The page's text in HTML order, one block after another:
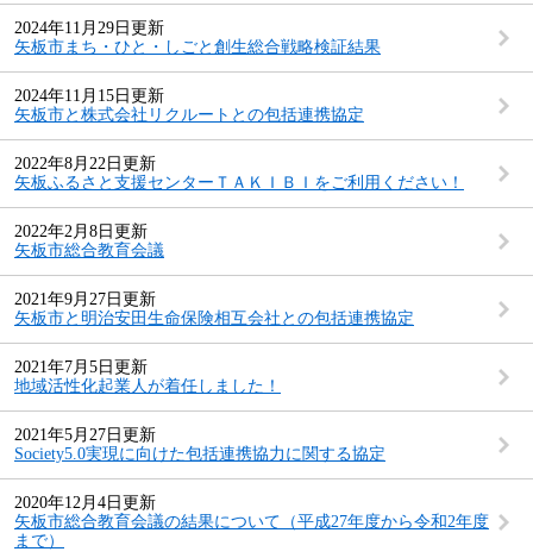
2024年11月29日更新
矢板市まち・ひと・しごと創生総合戦略検証結果
2024年11月15日更新
矢板市と株式会社リクルートとの包括連携協定
2022年8月22日更新
矢板ふるさと支援センターＴＡＫＩＢＩをご利用ください！
2022年2月8日更新
矢板市総合教育会議
2021年9月27日更新
矢板市と明治安田生命保険相互会社との包括連携協定
2021年7月5日更新
地域活性化起業人が着任しました！
2021年5月27日更新
Society5.0実現に向けた包括連携協力に関する協定
2020年12月4日更新
矢板市総合教育会議の結果について（平成27年度から令和2年度
まで）